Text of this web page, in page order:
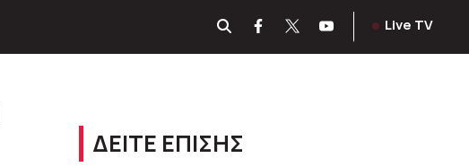
Live TV
ΔΕΙΤΕ ΕΠΙΣΗΣ